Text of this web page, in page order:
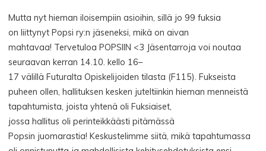
Mutta nyt hieman iloisempiin asioihin, sillä jo 99 fuksia
on liittynyt Popsi ry:n jäseneksi, mikä on aivan
mahtavaa! Tervetuloa POPSIIN <3 Jäsentarroja voi noutaa
seuraavan kerran 14.10. kello 16–
17 välillä Futuralta Opiskelijoiden tilasta (F115). Fukseista
puheen ollen, hallituksen kesken juteltiinkin hieman menneistä
tapahtumista, joista yhtenä oli Fuksiaiset,
jossa hallitus oli perinteikkäästi pitämässä
Popsin juomarastia! Keskustelimme siitä, mikä tapahtumassa